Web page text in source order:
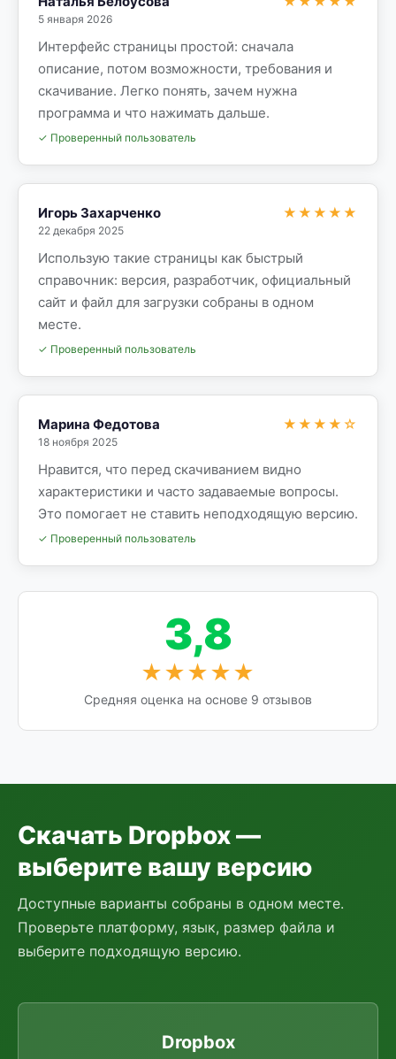
5 января 2026
Интерфейс страницы простой: сначала
описание, потом возможности, требования и
скачивание. Легко понять, зачем нужна
программа и что нажимать дальше.
✓ Проверенный пользователь
Игорь Захарченко
22 декабря 2025
★★★★★
Использую такие страницы как быстрый
справочник: версия, разработчик, официальный
сайт и файл для загрузки собраны в одном
месте.
✓ Проверенный пользователь
Марина Федотова
18 ноября 2025
★★★★☆
Нравится, что перед скачиванием видно
характеристики и часто задаваемые вопросы.
Это помогает не ставить неподходящую версию.
✓ Проверенный пользователь
3,8
★★★★★
Средняя оценка на основе 9 отзывов
Скачать Dropbox —
выберите вашу версию
Доступные варианты собраны в одном месте.
Проверьте платформу, язык, размер файла и
выберите подходящую версию.
Dropbox